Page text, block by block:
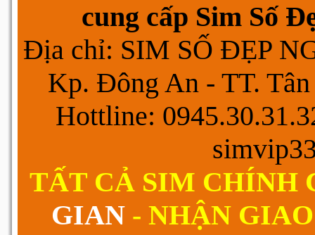
cung cấp Sim Số
Địa chỉ: SIM SỐ ĐẸP
Kp. Đông An - TT.
Hottline:
TẤT CẢ SIM CHÍNH
GIAN - NHẬN